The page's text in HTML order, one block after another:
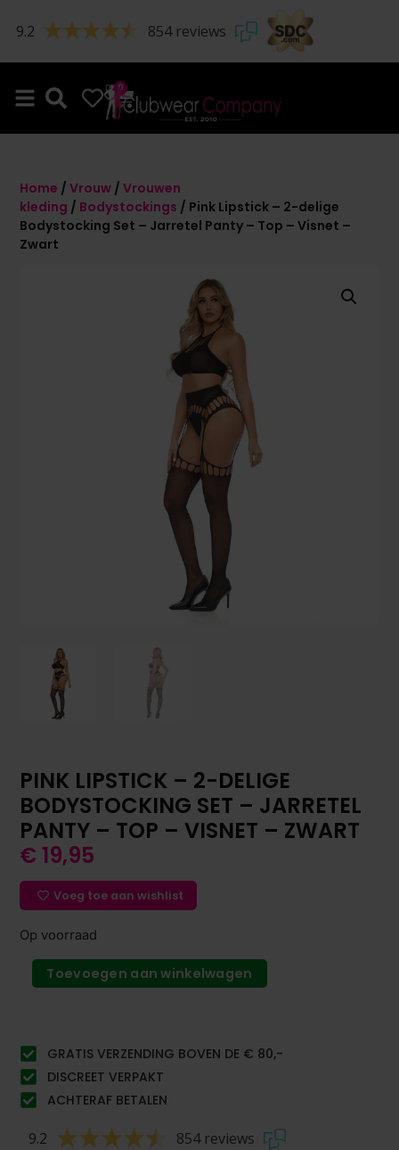
9.2 854 reviews
0 0
Home /Vrouw /Vrouwen
kleding / Bodystockings / Pink Lipstick – 2-delige
Bodystocking Set – Jarretel Panty – Top – Visnet –
Zwart
PINK LIPSTICK – 2-DELIGE
BODYSTOCKING SET – JARRETEL
PANTY – TOP – VISNET – ZWART
€ 19,95
Voeg toe aan wishlist
Op voorraad
Toevoegen aan winkelwagen
GRATIS VERZENDING BOVEN DE € 80,-
DISCREET VERPAKT
ACHTERAF BETALEN
9.2 854 reviews